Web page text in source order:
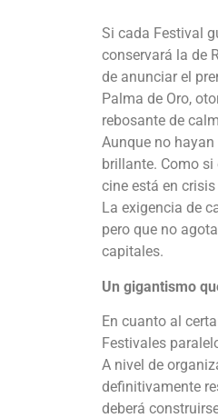
Si cada Festival
conservará la de
de anunciar el
Palma de Oro,
rebosante de
Aunque no
brillante. Como
cine está en
La exigencia de
pero que no
capitales.
Un gigantismo
En cuanto al
Festivales
A nivel de
definitivamente
deberá